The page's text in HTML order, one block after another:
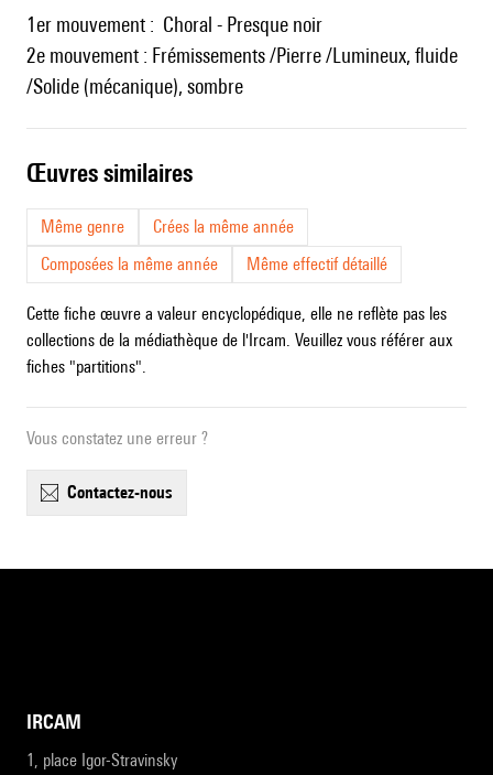
1er mouvement : Choral - Presque noir
2e mouvement : Frémissements /Pierre /Lumineux, fluide
/Solide (mécanique), sombre
œuvres similaires
Même genre
Crées la même année
Composées la même année
Même effectif détaillé
Cette fiche œuvre a valeur encyclopédique, elle ne reflète pas les
collections de la médiathèque de l'Ircam. Veuillez vous référer aux
fiches "partitions".
Vous constatez une erreur ?
contactez-nous
IRCAM
1, place Igor-Stravinsky